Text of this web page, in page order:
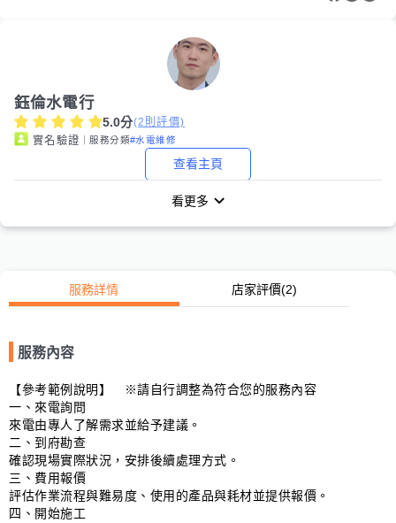
鈺倫水電行
5.0分(2 則評價)
實名驗證 ｜服務分類#水電維修
查看主頁
看更多
服務詳情 店家評價(2)
服務內容
【參考範例說明】　※請自行調整為符合您的服務內容
一、來電詢問
來電由專人了解需求並給予建議。
二、到府勘查
確認現場實際狀況，安排後續處理方式。
三、費用報價
評估作業流程與難易度、使用的產品與耗材並提供報價。
四、開始施工